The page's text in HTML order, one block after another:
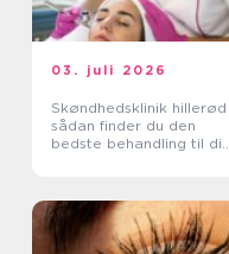
03. juli 2026
Skøndhedsklinik hillerød
sådan finder du den
bedste behandling til din